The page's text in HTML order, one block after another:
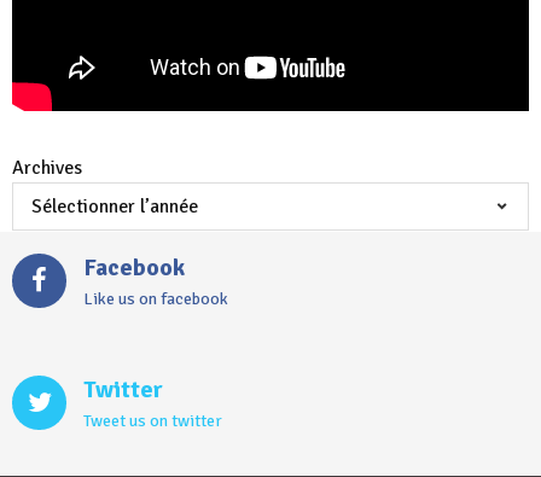
Archives
Facebook
Like us on facebook
Twitter
Tweet us on twitter